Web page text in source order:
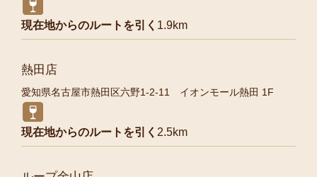
現在地からのルートを引く 1.9km
熱田店
愛知県名古屋市熱田区六野1-2-11 イオンモール熱田 1F
現在地からのルートを引く 2.5km